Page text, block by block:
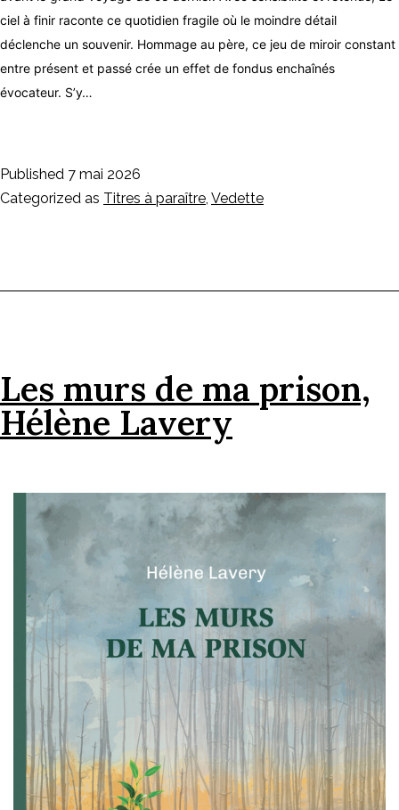
ciel à finir raconte ce quotidien fragile où le moindre détail
déclenche un souvenir. Hommage au père, ce jeu de miroir constant
entre présent et passé crée un effet de fondus enchaînés
évocateur. S’y…
Published 7 mai 2026
Categorized as Titres à paraître, Vedette
Les murs de ma prison,
Hélène Lavery